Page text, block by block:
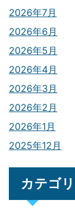
2026年7月
2026年6月
2026年5月
2026年4月
2026年3月
2026年2月
2026年1月
2025年12月
カテゴ